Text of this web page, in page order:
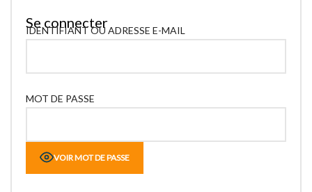
Se connecter
IDENTIFIANT OU ADRESSE E-MAIL
MOT DE PASSE
VOIR MOT DE PASSE